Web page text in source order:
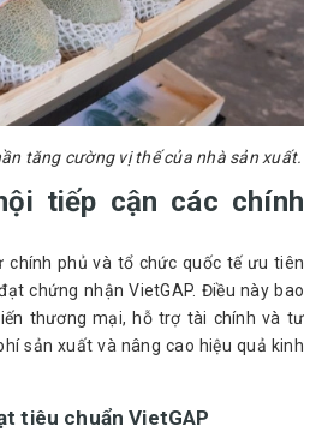
tăng cường vị thế của nhà sản xuất.
tiếp cận các chính
chính phủ và tổ chức quốc tế ưu tiên
chứng nhận VietGAP. Điều này bao
thương mại, hỗ trợ tài chính và tư
sản xuất và nâng cao hiệu quả kinh
tiêu chuẩn VietGAP